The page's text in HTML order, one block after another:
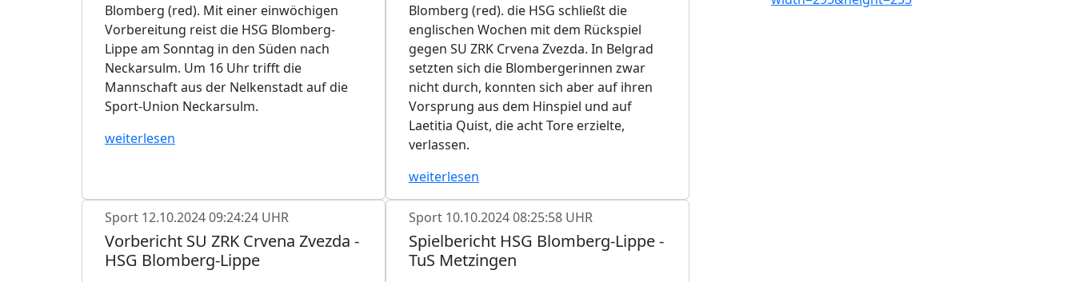
Blomberg (red). Mit einer einwöchigen
Vorbereitung reist die HSG Blomberg-
Lippe am Sonntag in den Süden nach
Neckarsulm. Um 16 Uhr trifft die
Mannschaft aus der Nelkenstadt auf die
Sport-Union Neckarsulm.
weiterlesen
Blomberg (red). die HSG schließt die
englischen Wochen mit dem Rückspiel
gegen SU ZRK Crvena Zvezda. In Belgrad
setzten sich die Blombergerinnen zwar
nicht durch, konnten sich aber auf ihren
Vorsprung aus dem Hinspiel und auf
Laetitia Quist, die acht Tore erzielte,
verlassen.
weiterlesen
Sport 12.10.2024 09:24:24 UHR
Vorbericht SU ZRK Crvena Zvezda -
HSG Blomberg-Lippe
Sport 10.10.2024 08:25:58 UHR
Spielbericht HSG Blomberg-Lippe -
TuS Metzingen